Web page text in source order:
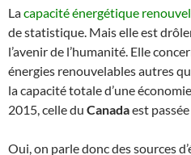
Lacapacité énergétique
de statistique. Mais elle est
l’avenir de l’humanité. Elle
énergies renouvelables autres
la capacité totale d’une
2015, celle du Canadaest
Oui, on parle donc des sources